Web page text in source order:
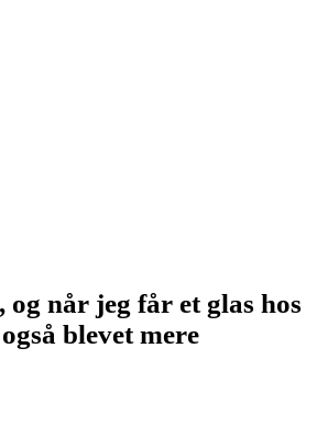
når jeg får et glas hos
blevet mere